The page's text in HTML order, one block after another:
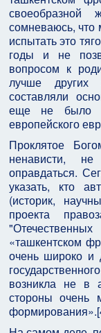
сомневаюсь, что
испытать это
годы и не
вопросом к
лучше других
составляли
еще не было
европейского
Проклятое
ненависти,
оправдаться.
указать, кто
(историк,
проекта
«ташкентском
очень широко и
возникла не в
стороны очень